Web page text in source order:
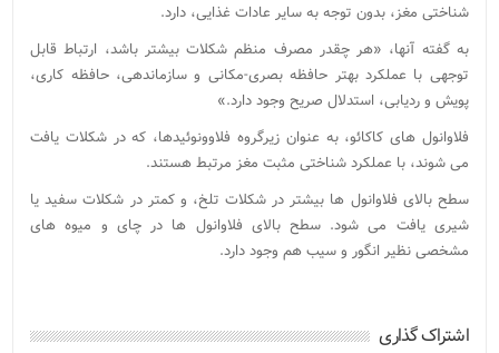
شناختی مغز، بدون توجه به سایر عادات غذایی، دارد.
به گفته آنها، «هر چقدر مصرف منظم شکلات بیشتر باشد، ارتباط قابل
توجهی با عملکرد بهتر حافظه بصری-مکانی و سازماندهی، حافظه کاری،
پویش و ردیابی، استدلال صریح وجود دارد.»
فلاوانول های کاکائو، به عنوان زیرگروه فلاوونوئیدها، که در شکلات یافت
می شوند، با عملکرد شناختی مثبت مغز مرتبط هستند.
سطح بالای فلاوانول ها بیشتر در شکلات تلخ، و کمتر در شکلات سفید یا
شیری یافت می شود. سطح بالای فلاوانول ها در چای و میوه های
مشخصی نظیر انگور و سیب هم وجود دارد.
اشتراک گذاری